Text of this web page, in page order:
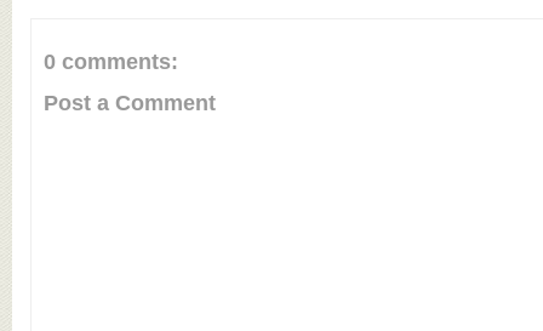
0 comments:
Post a Comment